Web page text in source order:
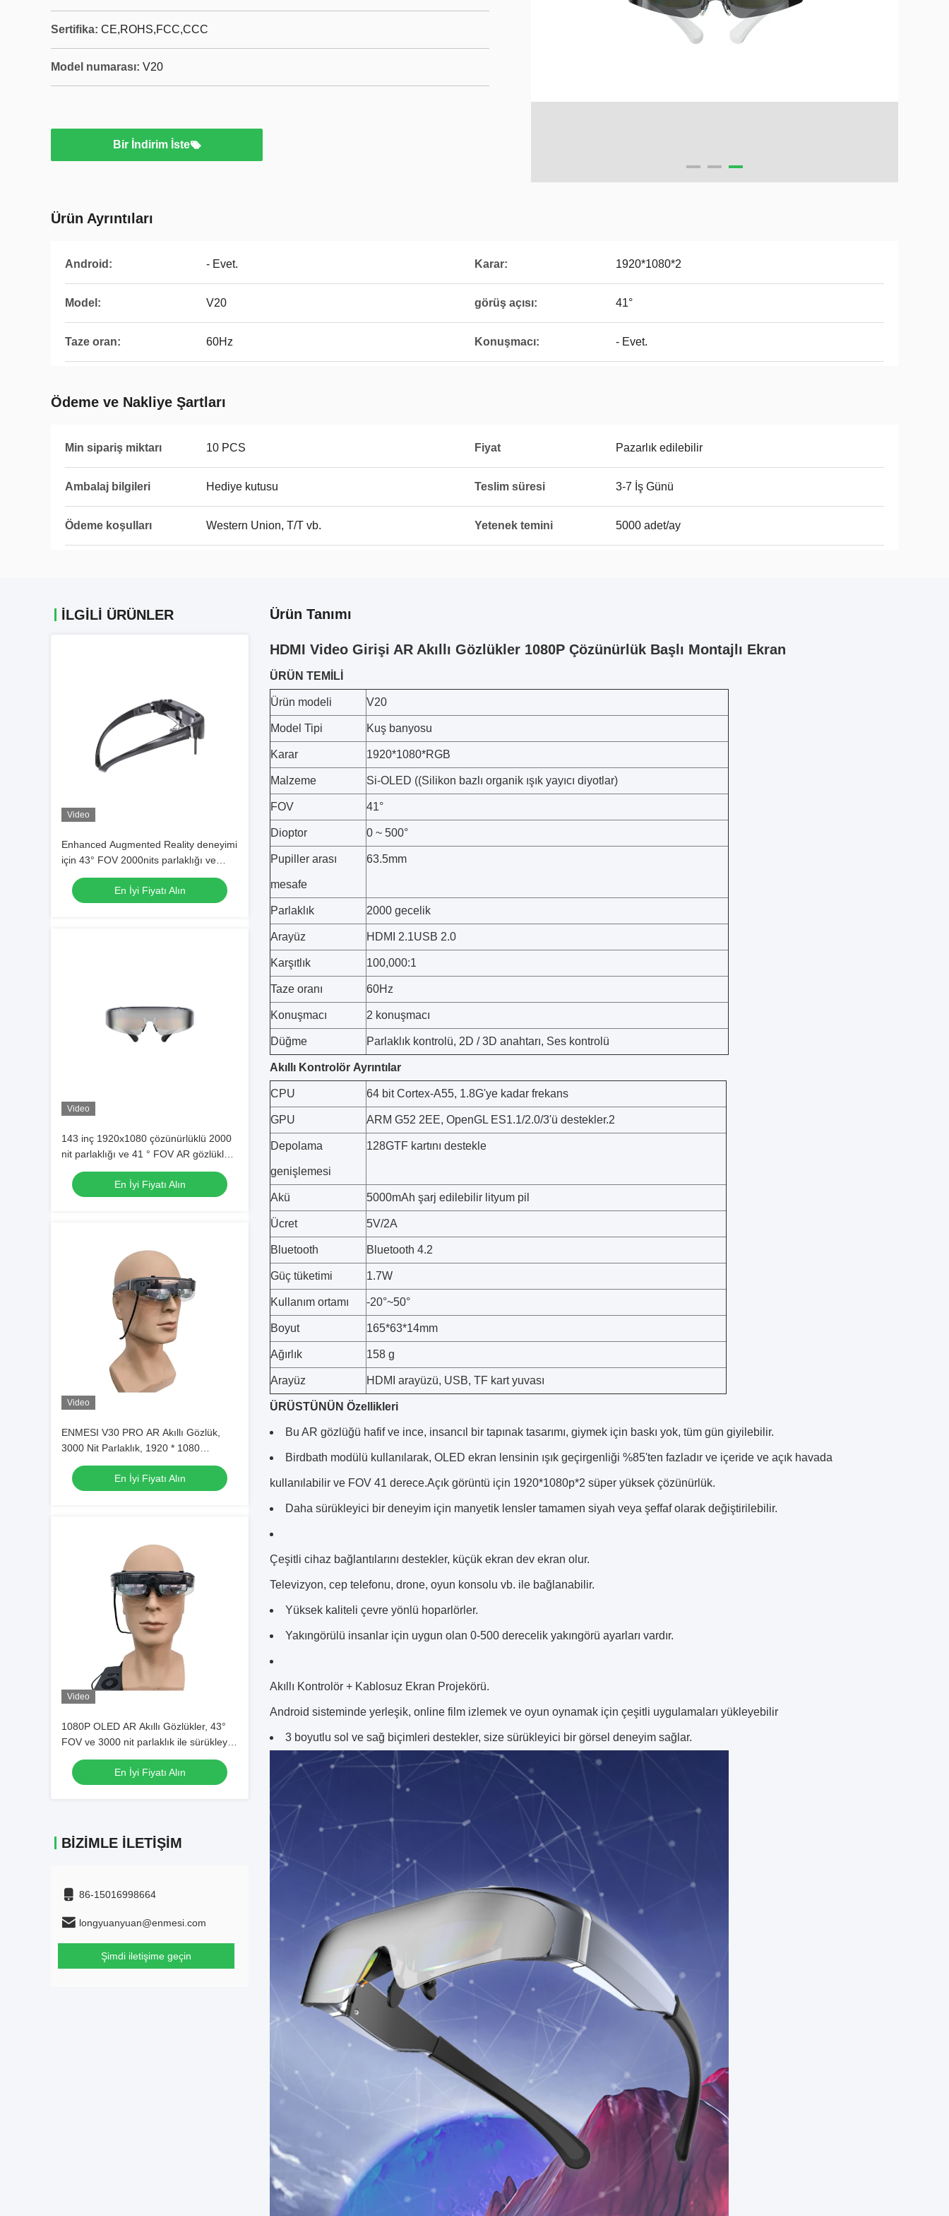
Sertifika: CE,ROHS,FCC,CCC
Model numarası: V20
Bir İndirim İste
Ürün Ayrıntıları
Android: - Evet. Karar: 1920*1080*2
Model: V20 görüş açısı: 41°
Taze oran: 60Hz Konuşmacı: - Evet.
Ödeme ve Nakliye Şartları
Min sipariş miktarı 10 PCS Fiyat Pazarlık edilebilir
Ambalaj bilgileri Hediye kutusu Teslim süresi 3-7 İş Günü
Ödeme koşulları Western Union, T/T vb. Yetenek temini 5000 adet/ay
İLGİLİ ÜRÜNLER
Video
Enhanced Augmented Reality deneyimi
için 43° FOV 2000nits parlaklığı ve
USB-C arayüzü ile ENMESI AR Akıllı
Gözlükler
En İyi Fiyatı Alın
Video
143 inç 1920x1080 çözünürlüklü 2000
nit parlaklığı ve 41 ° FOV AR gözlükleri
ile başlıca montajlı ekran
En İyi Fiyatı Alın
Video
ENMESI V30 PRO AR Akıllı Gözlük,
3000 Nit Parlaklık, 1920 * 1080
Çözünürlük ve 13 MP Kamera
En İyi Fiyatı Alın
Video
1080P OLED AR Akıllı Gözlükler, 43°
FOV ve 3000 nit parlaklık ile sürükleyici
artırılmış gerçeklik deneyimi için
En İyi Fiyatı Alın
BIZIMLE İLETIŞIM
86-15016998664
longyuanyuan@enmesi.com
Şimdi iletişime geçin
Ürün Tanımı
HDMI Video Girişi AR Akıllı Gözlükler 1080P Çözünürlük Başlı Montajlı Ekran
ÜRÜN TEMİLİ
Ürün modeli V20
Model Tipi Kuş banyosu
Karar 1920*1080*RGB
Malzeme Si-OLED ((Silikon bazlı organik ışık yayıcı diyotlar)
FOV 41°
Dioptor 0 ~ 500°
Pupiller arası
mesafe
63.5mm
Parlaklık 2000 gecelik
Arayüz HDMI 2.1USB 2.0
Karşıtlık 100,000:1
Taze oranı 60Hz
Konuşmacı 2 konuşmacı
Düğme Parlaklık kontrolü, 2D / 3D anahtarı, Ses kontrolü
Akıllı Kontrolör Ayrıntılar
CPU 64 bit Cortex-A55, 1.8G'ye kadar frekans
GPU ARM G52 2EE, OpenGL ES1.1/2.0/3'ü destekler.2
Depolama
genişlemesi
128GTF kartını destekle
Akü 5000mAh şarj edilebilir lityum pil
Ücret 5V/2A
Bluetooth Bluetooth 4.2
Güç tüketimi 1.7W
Kullanım ortamı -20°~50°
Boyut 165*63*14mm
Ağırlık 158 g
Arayüz HDMI arayüzü, USB, TF kart yuvası
ÜRÜSTÜNÜN Özellikleri
Bu AR gözlüğü hafif ve ince, insancıl bir tapınak tasarımı, giymek için baskı yok, tüm gün giyilebilir.
Birdbath modülü kullanılarak, OLED ekran lensinin ışık geçirgenliği %85'ten fazladır ve içeride ve açık havada
kullanılabilir ve FOV 41 derece.Açık görüntü için 1920*1080p*2 süper yüksek çözünürlük.
Daha sürükleyici bir deneyim için manyetik lensler tamamen siyah veya şeffaf olarak değiştirilebilir.
Çeşitli cihaz bağlantılarını destekler, küçük ekran dev ekran olur.
Televizyon, cep telefonu, drone, oyun konsolu vb. ile bağlanabilir.
Yüksek kaliteli çevre yönlü hoparlörler.
Yakıngörülü insanlar için uygun olan 0-500 derecelik yakıngörü ayarları vardır.
Akıllı Kontrolör + Kablosuz Ekran Projekörü.
Android sisteminde yerleşik, online film izlemek ve oyun oynamak için çeşitli uygulamaları yükleyebilir
3 boyutlu sol ve sağ biçimleri destekler, size sürükleyici bir görsel deneyim sağlar.